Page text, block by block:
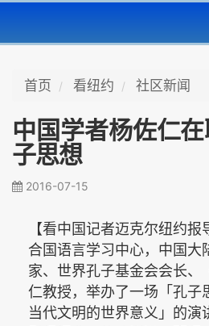
首页 看纽约 社区新闻
中国学者杨佐仁
子思想
2016-07-15
【看中国记者迈克尔纽约报
合国语言学习中心，中国大
家、世界孔子基金会会长、
仁教授，举办了一场「孔子
当代文明的世界意义」的演